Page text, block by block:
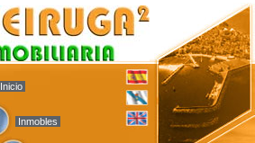
Inicio
Inmobles